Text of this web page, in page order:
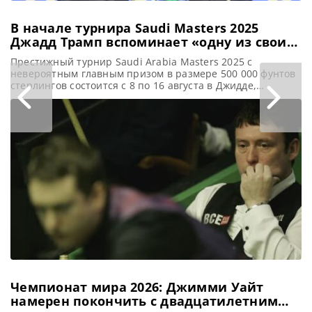
В начале турнира Saudi Masters 2025
Джадд Трамп вспоминает «одну из своих
лучших побед»
Престижный турнир Saudi Arabia Masters 2025 с
невероятным главным призом в размере 500 000 фунтов
стерлингов состоится с 8 по 16 августа в Джидде,
сообщает SnookerHQ Джадд Трамп на этой неделе в
Джидде будет защищать титул Чемпиона Saudi Masters. В
пятницу стартует прибыльный рейтинговый турнир,
главный приз которого составляет 500 000 фунтов
стерлингов. Эта сумма
Чемпионат мира 2026: Джимми Уайт
намерен покончить с двадцатилетним